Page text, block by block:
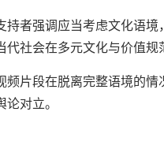
者强调应当考虑文化语境
社会在多元文化与价值规
片段在脱离完整语境的情
对立。